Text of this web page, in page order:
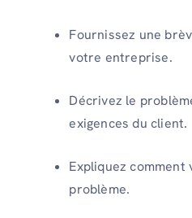
Fournissez une
votre entreprise.
Décrivez le
exigences du client.
Expliquez comment
problème.